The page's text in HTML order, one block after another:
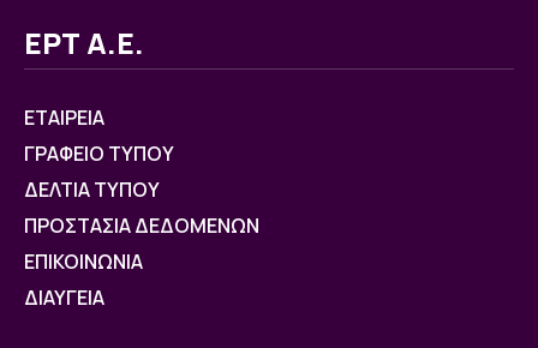
ΕΡΤ Α.Ε.
ΕΤΑΙΡΕΙΑ
ΓΡΑΦΕΙΟ ΤΥΠΟΥ
ΔΕΛΤΙΑ ΤΥΠΟΥ
ΠΡΟΣΤΑΣΙΑ ΔΕΔΟΜΕΝΩΝ
ΕΠΙΚΟΙΝΩΝΙΑ
ΔΙΑΥΓΕΙΑ